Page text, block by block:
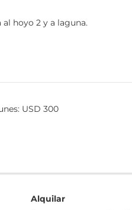
hoyo 2 y a laguna.
excelente área del complejo.
de
USD 300
Alquilar